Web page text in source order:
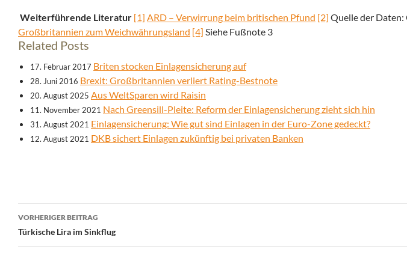
Weiterführende Literatur [1] ARD – Verwirrung beim britischen Pfund [2] Quelle der
Großbritannien zum Weichwährungsland [4] Siehe Fußnote 3
Related Posts
17. Februar 2017 Briten stocken Einlagensicherung auf
28. Juni 2016 Brexit: Großbritannien verliert Rating-Bestnote
20. August 2025 Aus WeltSparen wird Raisin
11. November 2021 Nach Greensill-Pleite: Reform der Einlagensicherung zieht sich hin
31. August 2021 Einlagensicherung: Wie gut sind Einlagen in der Euro-Zone gedeckt?
12. August 2021 DKB sichert Einlagen zukünftig bei privaten Banken
Beitrags-
Navigation
VORHERIGER BEITRAG
Türkische Lira im Sinkflug